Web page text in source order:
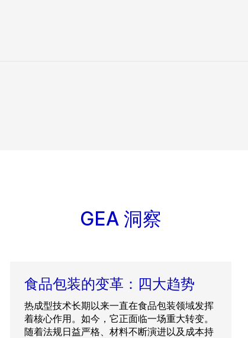
GEA 洞察
食品包装的变革：四大趋势
热成型技术长期以来一直在食品包装领域发挥
着核心作用。如今，它正面临一场重大转变。
随着法规日益严格、材料不断演进以及成本持